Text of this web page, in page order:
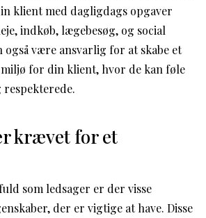
klient med dagligdags opgaver
indkøb, lægebesøg, og social
være ansvarlig for at skabe et
for din klient, hvor de kan føle
krævet for et
som ledsager er der visse
der er vigtige at have. Disse